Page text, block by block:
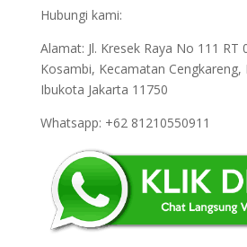
Hubungi kami:
Alamat: Jl. Kresek Raya No 111 RT
Kosambi, Kecamatan Cengkareng,
Ibukota Jakarta 11750
Whatsapp: +62 81210550911